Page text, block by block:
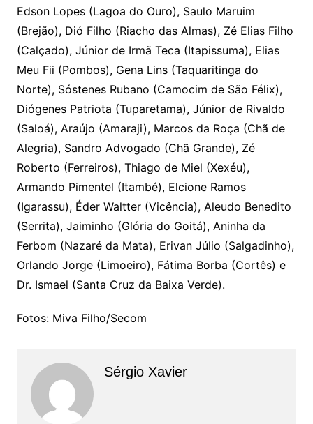
Edson Lopes (Lagoa do Ouro), Saulo Maruim
(Brejão), Dió Filho (Riacho das Almas), Zé Elias Filho
(Calçado), Júnior de Irmã Teca (Itapissuma), Elias
Meu Fii (Pombos), Gena Lins (Taquaritinga do
Norte), Sóstenes Rubano (Camocim de São Félix),
Diógenes Patriota (Tuparetama), Júnior de Rivaldo
(Saloá), Araújo (Amaraji), Marcos da Roça (Chã de
Alegria), Sandro Advogado (Chã Grande), Zé
Roberto (Ferreiros), Thiago de Miel (Xexéu),
Armando Pimentel (Itambé), Elcione Ramos
(Igarassu), Éder Waltter (Vicência), Aleudo Benedito
(Serrita), Jaiminho (Glória do Goitá), Aninha da
Ferbom (Nazaré da Mata), Erivan Júlio (Salgadinho),
Orlando Jorge (Limoeiro), Fátima Borba (Cortês) e
Dr. Ismael (Santa Cruz da Baixa Verde).
Fotos: Miva Filho/Secom
Sérgio Xavier